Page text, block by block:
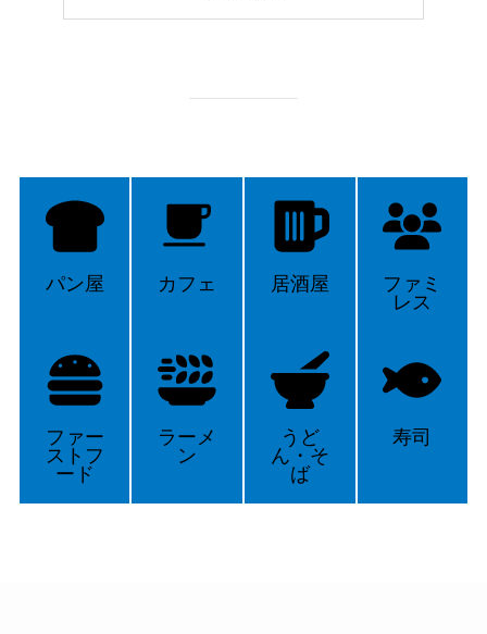
パン屋 カフェ 居酒屋
ファミ
レス
ファー
ストフ
ード
ラーメ
ン
うど
ん・そ
ば
寿司